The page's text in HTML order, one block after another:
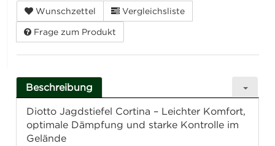
Wunschzettel Vergleichsliste
Frage zum Produkt
Beschreibung
Diotto Jagdstiefel Cortina – Leichter Komfort,
optimale Dämpfung und starke Kontrolle im
Gelände